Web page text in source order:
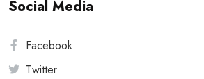
Social Media
Facebook
Twitter